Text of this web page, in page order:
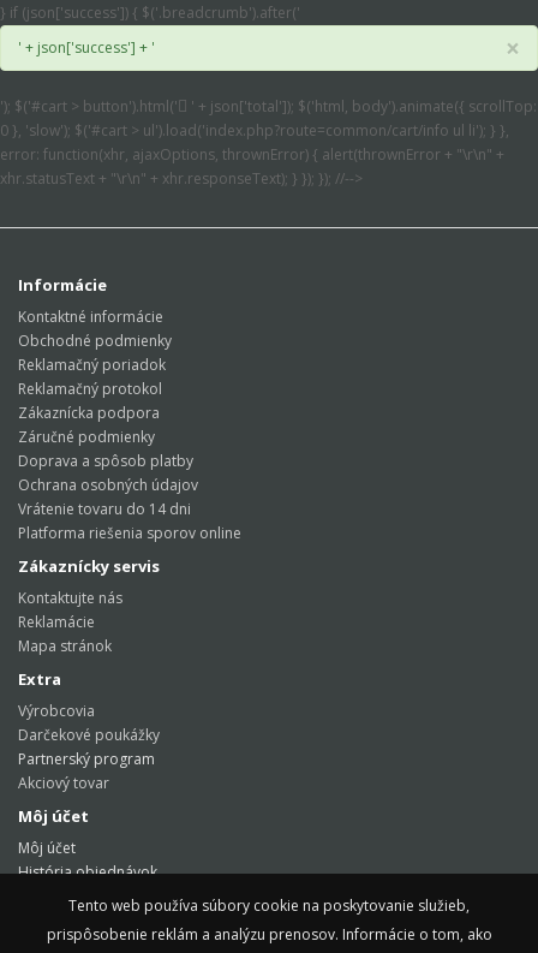
Tento web používa súbory cookie na poskytovanie služieb,
prispôsobenie reklám a analýzu prenosov. Informácie o tom, ako
Tento web používa súbory cookie na poskytovanie služieb,
prispôsobenie reklám a analýzu prenosov. Informácie o tom, ako
} if (json['success']) { $('.breadcrumb').after('
' + json['success'] + '
×
'); $('#cart > button').html('
' + json['total']); $('html, body').animate({ scrollTop:
0 }, 'slow'); $('#cart > ul').load('index.php?route=common/cart/info ul li'); } },
error: function(xhr, ajaxOptions, thrownError) { alert(thrownError + "\r\n" +
xhr.statusText + "\r\n" + xhr.responseText); } }); }); //-->
Informácie
Kontaktné informácie
Obchodné podmienky
Reklamačný poriadok
Reklamačný protokol
Zákaznícka podpora
Záručné podmienky
Doprava a spôsob platby
Ochrana osobných údajov
Vrátenie tovaru do 14 dni
Platforma riešenia sporov online
Zákaznícky servis
Kontaktujte nás
Reklamácie
Mapa stránok
Extra
Výrobcovia
Darčekové poukážky
Partnerský program
Akciový tovar
Môj účet
Môj účet
História objednávok
Obľúbené produkty